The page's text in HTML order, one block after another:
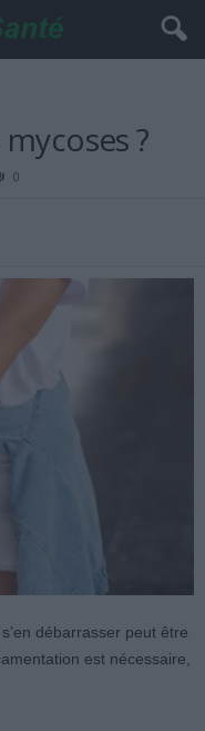
?
0
débarrasser peut être
est nécessaire,